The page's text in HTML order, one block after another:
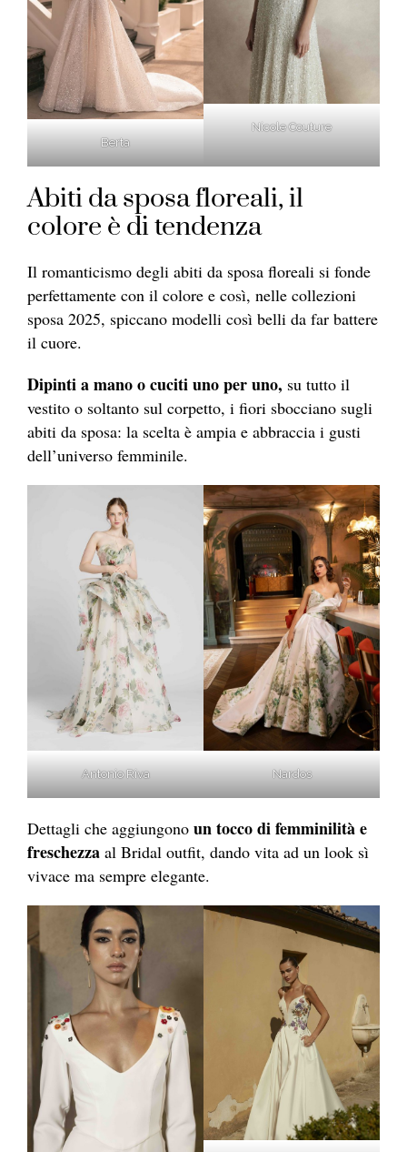
Berta
Nicole Couture
Abiti da sposa floreali, il
colore è di tendenza
Il romanticismo degli abiti da sposa floreali si fonde
perfettamente con il colore e così, nelle collezioni
sposa 2025, spiccano modelli così belli da far battere
il cuore.
Dipinti a mano o cuciti uno per uno, su tutto il
vestito o soltanto sul corpetto, i fiori sbocciano sugli
abiti da sposa: la scelta è ampia e abbraccia i gusti
dell’universo femminile.
Antonio Riva Nardos
Dettagli che aggiungono un tocco di femminilità e
freschezza al Bridal outfit, dando vita ad un look sì
vivace ma sempre elegante.